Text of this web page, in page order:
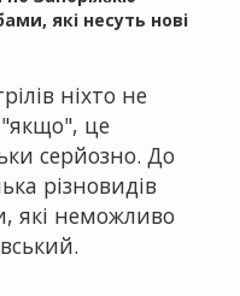
які несуть нові
ніхто не
"якщо", це
серйозно. До
різновидів
які неможливо